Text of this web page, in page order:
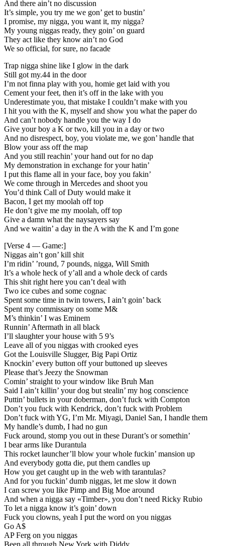
And there ain’t no discussion
It’s simple, you try me we gon’ get to bustin’
I promise, my nigga, you want it, my nigga?
My young niggas ready, they goin’ on guard
They act like they know ain’t no God
We so official, for sure, no facade
Trap nigga shine like I glow in the dark
Still got my.44 in the door
I’m not finna play with you, homie get laid with you
Cement your feet, then it’s off in the lake with you
Underestimate you, that mistake I couldn’t make with you
I hit you with the K, myself and show you what the paper do
And can’t nobody handle you the way I do
Give your boy a K or two, kill you in a day or two
And no disrespect, boy, you violate me, we gon’ handle that
Blow your ass off the map
And you still reachin’ your hand out for no dap
My demonstration in exchange for your hatin’
I put this flame all in your face, boy you fakin’
We come through in Mercedes and shoot you
You’d think Call of Duty would make it
Bacon, I get my moolah off top
He don’t give me my moolah, off top
Give a damn what the naysayers say
And we waitin’ a day in the A with the K and I’m gone
[Verse 4 — Game:]
Niggas ain’t gon’ kill shit
I’m ridin’ ’round, 7 pounds, nigga, Will Smith
It’s a whole heck of y’all and a whole deck of cards
This shit right here you can’t deal with
Two ice cubes and some cognac
Spent some time in twin towers, I ain’t goin’ back
Spent my commissary on some M&
M’s thinkin’ I was Eminem
Runnin’ Aftermath in all black
I’ll slaughter your house with 5 9’s
Leave all of you niggas with crooked eyes
Got the Louisville Slugger, Big Papi Ortiz
Knockin’ every button off your buttoned up sleeves
Please that’s Jeezy the Snowman
Comin’ straight to your window like Bruh Man
Said I ain’t killin’ your dog but stealin’ my hog conscience
Puttin’ bullets in your doberman, don’t fuck with Compton
Don’t you fuck with Kendrick, don’t fuck with Problem
Don’t fuck with YG, I’m Mr. Miyagi, Daniel San, I handle them
My handle’s dumb, I had no gun
Fuck around, stomp you out in these Durant’s or somethin’
I bear arms like Durantula
This rocket launcher’ll blow your whole fuckin’ mansion up
And everybody gotta die, put them candles up
How you get caught up in the web with tarantulas?
And for you fuckin’ dumb niggas, let me slow it down
I can screw you like Pimp and Big Moe around
And when a nigga say «Timber», you don’t need Ricky Rubio
To let a nigga know it’s goin’ down
Fuck you clowns, yeah I put the word on you niggas
Go A$
AP Ferg on you niggas
Been all through New York with Diddy